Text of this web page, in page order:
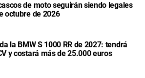
de moto seguirán siendo legales
octubre de 2026
la BMW S 1000 RR de 2027: tendrá
y costará más de 25.000 euros